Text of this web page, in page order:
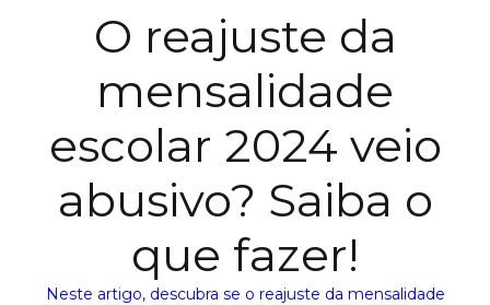
O reajuste da
mensalidade
escolar 2024 veio
abusivo? Saiba o
que fazer!
Neste artigo, descubra se o reajuste da mensalidade